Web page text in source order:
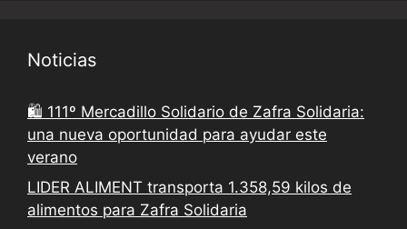
Noticias
🛍️ 111º Mercadillo Solidario de Zafra Solidaria:
una nueva oportunidad para ayudar este
verano
LIDER ALIMENT transporta 1.358,59 kilos de
alimentos para Zafra Solidaria